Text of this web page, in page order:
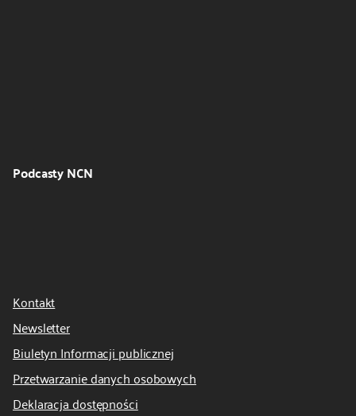
Podcasty NCN
Kontakt
Newsletter
Biuletyn Informacji publicznej
Przetwarzanie danych osobowych
Deklaracja dostępności